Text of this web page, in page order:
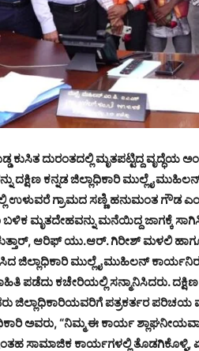
ಕುಸಿತ ದುರಂತದಲ್ಲಿ ಮೃತಪಟ್ಟಿದ್ದ ವೃದ್ಧೆಯ
ದಕ್ಷಿಣ ಕನ್ನಡ ಜಿಲ್ಲಾಧಿಕಾರಿ ಮುಲ್ಲೈ
ಉಳುವರೆ ಗ್ರಾಮದ ಸಣ್ಣಿ ಹನುಮಂತ ಗೌಡ
ಬಳಿಕ ಮೃತದೇಹವನ್ನು ಮನೆಯಿದ್ದ ಜಾಗಕ್ಕೆ
ಆರಿಫ್ ಯು.ಆರ್. ಗಿರೀಶ್ ಮಳಲಿ ಹಾಗೂ
ಜಿಲ್ಲಾಧಿಕಾರಿ ಮುಲ್ಲೈ ಮುಹಿಲನ್
ಪಡೆದು ಕಚೇರಿಯಲ್ಲಿ ಸನ್ಮಾನಿಸಿದರು. ದಕ್ಷಿಣ
ಜಿಲ್ಲಾಧಿಕಾರಿಯವರಿಗೆ ಪತ್ರಕರ್ತರ ಪರಿಚಯ
ಅವರು, “ನಿಮ್ಮ ಈ ಕಾರ್ಯ
ಸಾಮಾಜಿಕ ಕಾರ್ಯಗಳಲ್ಲಿ ತೊಡಗಿಕೊಳ್ಳಿ,